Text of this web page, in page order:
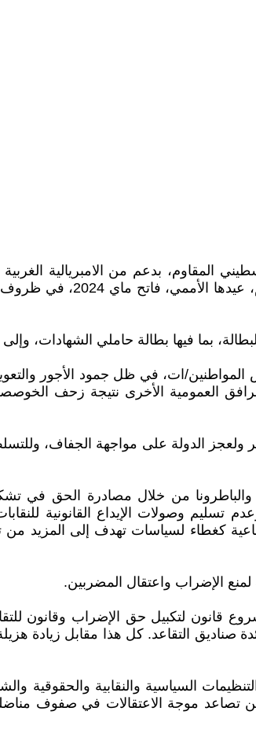
الماضي حربه لإبادة الشعب الفلسطيني المقاوم، بدعم من
مكشوف للأنظمة الرجعية العربية، تحيي الطبقة
بما فيها بطالة حاملي الشهادات،
المواطنين/ات، في ظل جمود الأجور
العمومية الأخرى نتيجة زحف
الدولة على مواجهة الجفاف،
من خلال مصادرة الحق في
تسليم وصولات الإيداع القانونية
كغطاء لسياسات تهدف إلى المزيد من
المنطلق في 26 مارس الأخير، على تمرير مشروع قانون لتكبيل
الأجور لفائدة صناديق التقاعد. كل هذا مقابل
السياسية والنقابية والحقوقية
تصاعد موجة الاعتقالات في صفوف